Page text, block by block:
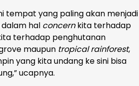
tempat yang paling akan menjadi
hal concernkita terhadap
terhadap penghutanan
maupun tropical rainforest,
yang kita undang ke sini bisa
ucapnya.